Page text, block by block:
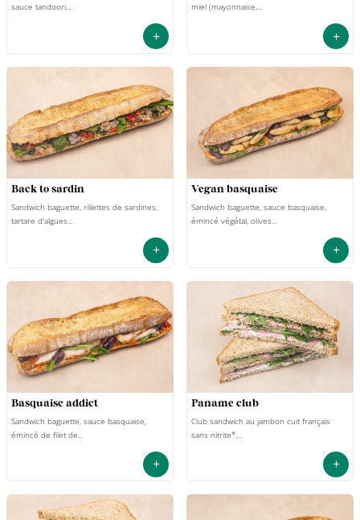
sauce tandoori,...
+
miel (mayonnaise,...
+
back to sardin
Sandwich baguette, rillettes de sardines,
tartare d'algues...
+
vegan basquaise
Sandwich baguette, sauce basquaise,
émincé végétal, olives...
+
basquaise addict
Sandwich baguette, sauce basquaise,
émincé de filet de...
+
paname club
Club sandwich au jambon cuit français
sans nitrite*,...
+